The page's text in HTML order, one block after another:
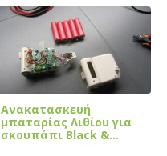
Ανακατασκευή
μπαταρίας Λιθίου για
σκουπάπι Black &…